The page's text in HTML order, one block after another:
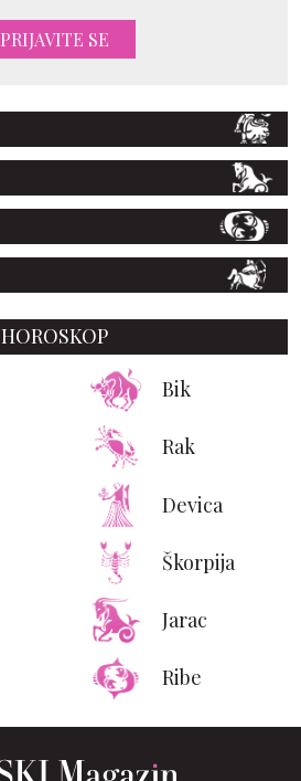
PRIJAVITE SE
HOROSKOP
Bik
Rak
Devica
Škorpija
Jarac
Ribe